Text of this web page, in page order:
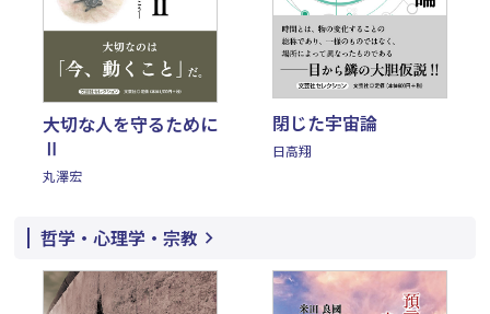
大切な人を守るために
Ⅱ
丸澤宏
閉じた宇宙論
日高翔
哲学・心理学・宗教